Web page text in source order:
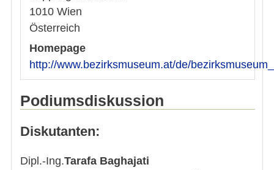
1010 Wien
Österreich
Homepage
http://www.bezirksmuseum.at/de/
Podiumsdiskussion
Diskutanten:
Dipl.-Ing.Tarafa Baghajati